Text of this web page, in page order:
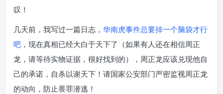
叹！
几天前，我写过一篇日志， 华南虎事件总要掉一个脑袋才行
吧 ，现在真相已经大白于天下了（如果有人还在相信周正
龙，请等待实物证据，很好找到的），周正龙应该兑现他自
己的承诺，自杀以谢天下！请国家公安部门严密监视周正龙
的动向，防止畏罪潜逃！